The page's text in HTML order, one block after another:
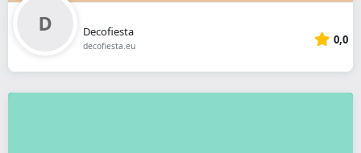
Decofiesta
decofiesta.eu 0,0